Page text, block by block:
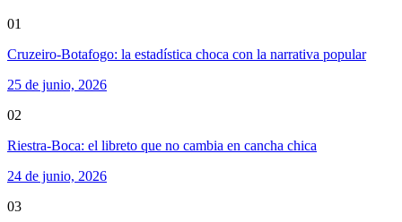
01
Cruzeiro-Botafogo: la estadística choca con la narrativa popular
25 de junio, 2026
02
Riestra-Boca: el libreto que no cambia en cancha chica
24 de junio, 2026
03